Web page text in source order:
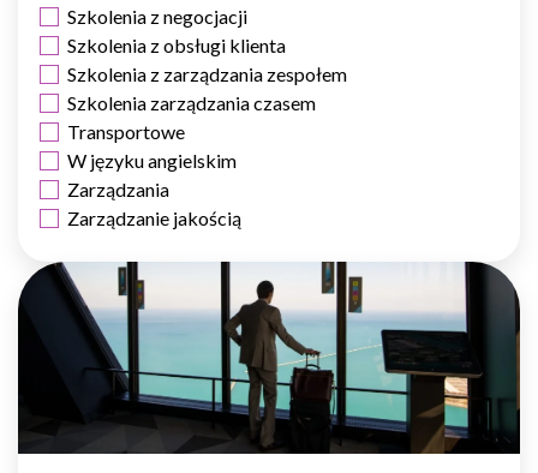
Szkolenia z negocjacji
Szkolenia z obsługi klienta
Szkolenia z zarządzania zespołem
Szkolenia zarządzania czasem
Transportowe
W języku angielskim
Zarządzania
Zarządzanie jakością